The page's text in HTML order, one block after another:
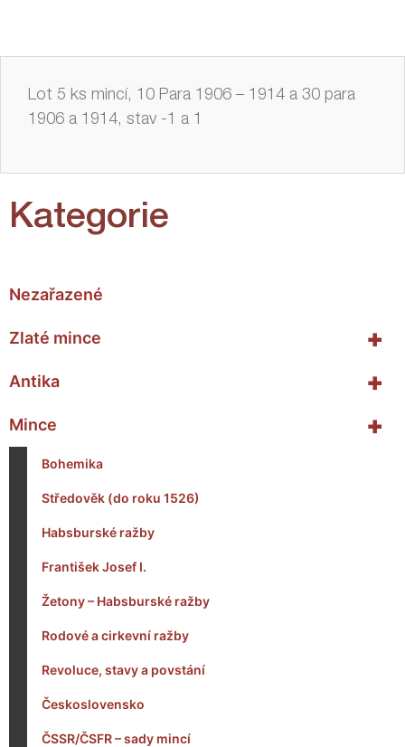
Kategorie
Nezařazené
+
Zlaté mince
+
Antika
+
Mince
Bohemika
Středověk (do roku 1526)
Habsburské ražby
František Josef I.
Žetony – Habsburské ražby
Rodové a cirkevní ražby
Revoluce, stavy a povstání
Československo
ČSSR/ČSFR – sady mincí
Lot 5 ks mincí, 10 Para 1906 – 1914 a 30 para
1906 a 1914, stav -1 a 1